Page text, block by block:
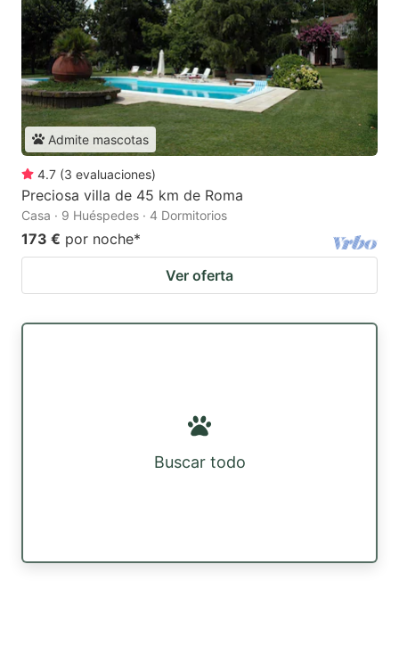
Admite mascotas
4.7 (3 evaluaciones)
Preciosa villa de 45 km de Roma
Casa · 9 Huéspedes · 4 Dormitorios
173 € por noche*
Ver oferta
Buscar todo